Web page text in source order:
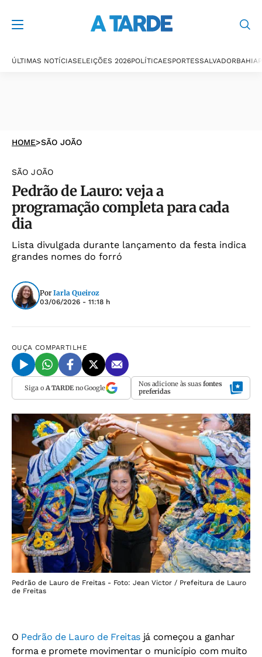
ÚLTIMAS NOTÍCIASELEIÇÕES 2026POLÍTICAESPORTESSALVADORBAHIA
HOME>SÃO JOÃO
SÃO JOÃO
Pedrão de Lauro: veja a
programação completa para cada
dia
Lista divulgada durante lançamento da festa indica
grandes nomes do forró
Por Iarla Queiroz
03/06/2026 - 11:18 h
OUÇA COMPARTILHE
Siga o A TARDEno Google Nos adicione às suas fontes
preferidas
Pedrão de Lauro de Freitas - Foto: Jean Victor / Prefeitura de Lauro
de Freitas
O Pedrão de Lauro de Freitas já começou a ganhar
forma e promete movimentar o município com muito